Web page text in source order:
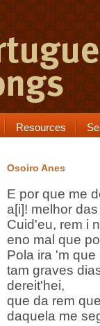
Resources
Osoiro Anes
E por que me
a[i]! melhor
Cuid'eu, rem i
eno mal que
Pola ira 'm
tam graves
dereit'hei,
que da rem
daquela me